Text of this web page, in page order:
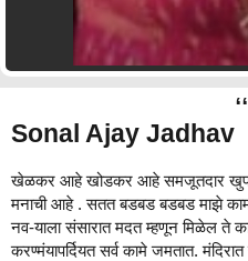
Sonal Ajay Jadhav
खेळकर आहे खोडकर आहे समजूतदार
मनाची आहे . सतत बडबड बडबड माझे
नव-याला संसारात मदत म्हणून मिळेल ते
करण्मंयापर्दियत सर्व कामे जमतात.